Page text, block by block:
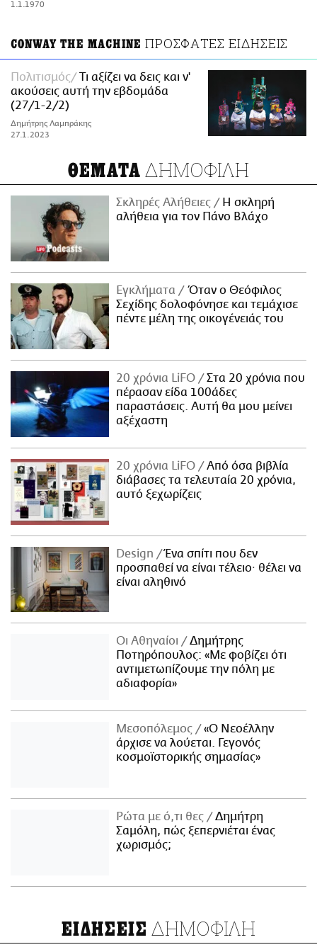
PRINT
1.1.1970
CONWAY THE MACHINE ΠΡΟΣΦΑΤΕΣ ΕΙΔΗΣΕΙΣ
Πολιτισμός
Τι αξίζει να δεις και ν'
ακούσεις αυτή την εβδομάδα
(27/1-2/2)
Δημήτρης Λαμπράκης
27.1.2023
ΘΕΜΑΤΑ ΔΗΜΟΦΙΛΗ
Σκληρές Αλήθειες
H σκληρή
αλήθεια για τον Πάνο Βλάχο
Εγκλήματα
Όταν ο Θεόφιλος
Σεχίδης δολοφόνησε και τεμάχισε
πέντε μέλη της οικογένειάς του
20 χρόνια LiFO
Στα 20 χρόνια που
πέρασαν είδα 100άδες
παραστάσεις. Αυτή θα μου μείνει
αξέχαστη
20 χρόνια LiFO
Από όσα βιβλία
διάβασες τα τελευταία 20 χρόνια,
αυτό ξεχωρίζεις
Design
Ένα σπίτι που δεν
προσπαθεί να είναι τέλειο· θέλει να
είναι αληθινό
Οι Αθηναίοι
Δημήτρης
Ποτηρόπουλος: «Με φοβίζει ότι
αντιμετωπίζουμε την πόλη με
αδιαφορία»
Μεσοπόλεμος
«Ο Νεοέλλην
άρχισε να λούεται. Γεγονός
κοσμοϊστορικής σημασίας»
Ρώτα με ό,τι θες
Δημήτρη
Σαμόλη, πώς ξεπερνιέται ένας
χωρισμός;
ΕΙΔΗΣΕΙΣ ΔΗΜΟΦΙΛΗ